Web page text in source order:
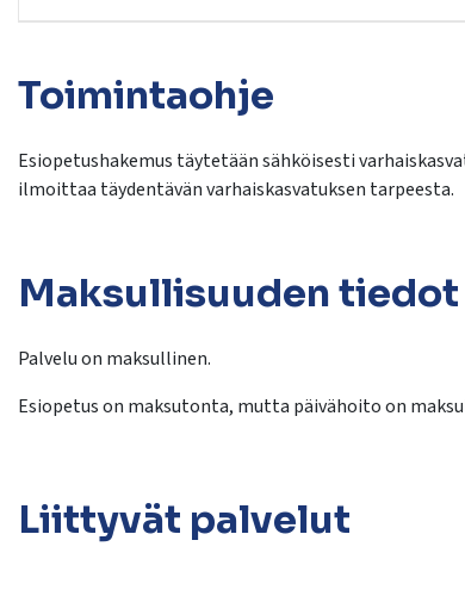
Toimintaohje
Esiopetushakemus täytetään sähköisesti
ilmoittaa täydentävän varhaiskasvatuksen tarpeesta.
Maksullisuuden tiedot
Palvelu on maksullinen.
Esiopetus on maksutonta, mutta päivähoito on
Liittyvät palvelut